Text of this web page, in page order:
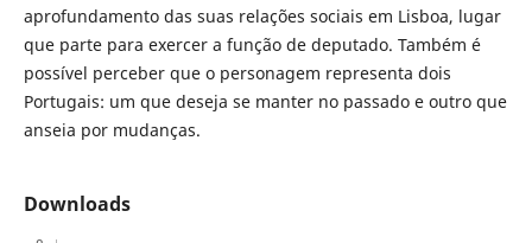
aprofundamento das suas relações sociais em Lisboa, lugar
que parte para exercer a função de deputado. Também é
possível perceber que o personagem representa dois
Portugais: um que deseja se manter no passado e outro que
anseia por mudanças.
Downloads